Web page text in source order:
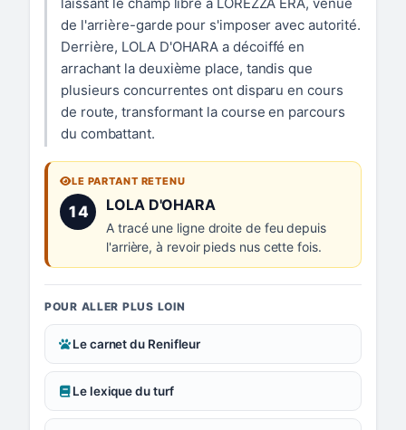
de l'arrière-garde pour s'imposer avec autorité.
Derrière, LOLA D'OHARA a décoiffé en
arrachant la deuxième place, tandis que
plusieurs concurrentes ont disparu en cours
de route, transformant la course en parcours
du combattant.
LE PARTANT RETENU
14 Numéro 14 :
LOLA D'OHARA
A tracé une ligne droite de feu depuis
l'arrière, à revoir pieds nus cette fois.
POUR ALLER PLUS LOIN
Le carnet du Renifleur
Le lexique du turf